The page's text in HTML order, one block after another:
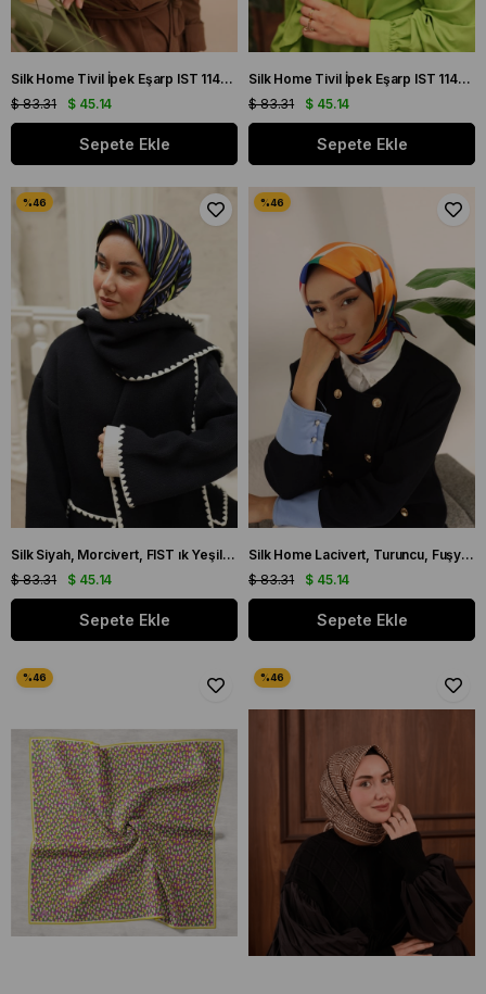
Silk Home Tivil İpek Eşarp IST 11435 - 33 Saman, Sarı
$ 45.14
$ 83.31
Sepete Ekle
Silk Home Tivil İpek Eşarp IST 11435 - 13 Mor, Lavanta
$ 45.14
$ 83.31
Sepete Ekle
Silk Siyah, Morcivert, FIST ık Yeşili, Gümüş Geometrik Desenli Tivil İpek Eşarp IST 11417 - 06
$ 45.14
$ 83.31
Sepete Ekle
Silk Home Lacivert, Turuncu, Fuşya, Yeşil, Mavi Tivil İpek Eşarp IST 11408 - 12
$ 45.14
$ 83.31
Sepete Ekle